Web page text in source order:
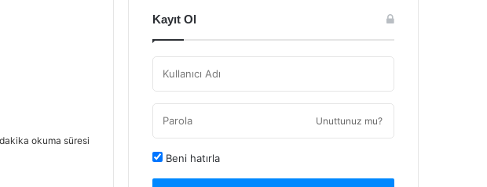
okuma süresi
Kayıt Ol
Unuttunuz mu?
Beni hatırla